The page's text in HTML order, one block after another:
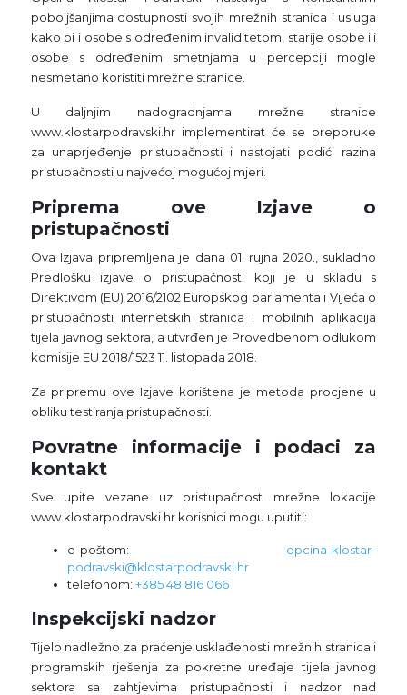
poboljšanjima dostupnosti svojih mrežnih stranica i usluga
kako bi i osobe s određenim invaliditetom, starije osobe ili
osobe s određenim smetnjama u percepciji mogle
nesmetano koristiti mrežne stranice.
U daljnjim nadogradnjama mrežne stranice
www.klostarpodravski.hr implementirat će se preporuke
za unaprjeđenje pristupačnosti i nastojati podići razina
pristupačnosti u najvećoj mogućoj mjeri.
Priprema ove Izjave o
pristupačnosti
Ova Izjava pripremljena je dana 01. rujna 2020., sukladno
Predlošku izjave o pristupačnosti koji je u skladu s
Direktivom (EU) 2016/2102 Europskog parlamenta i Vijeća o
pristupačnosti internetskih stranica i mobilnih aplikacija
tijela javnog sektora, a utvrđen je Provedbenom odlukom
komisije EU 2018/1523 11. listopada 2018.
Za pripremu ove Izjave korištena je metoda procjene u
obliku testiranja pristupačnosti.
Povratne informacije i podaci za
kontakt
Sve upite vezane uz pristupačnost mrežne lokacije
www.klostarpodravski.hr korisnici mogu uputiti:
e-poštom: opcina-klostar-
podravski@klostarpodravski.hr
telefonom: +385 48 816 066
Inspekcijski nadzor
Tijelo nadležno za praćenje usklađenosti mrežnih stranica i
programskih rješenja za pokretne uređaje tijela javnog
sektora sa zahtjevima pristupačnosti i nadzor nad